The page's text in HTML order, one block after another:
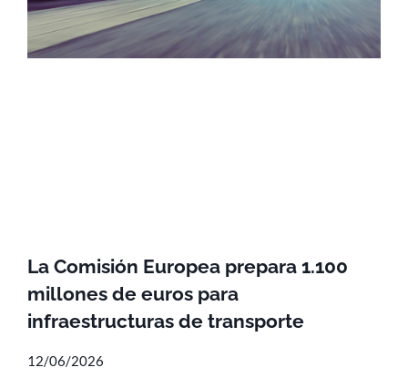
La Comisión Europea prepara 1.100
millones de euros para
infraestructuras de transporte
12/06/2026